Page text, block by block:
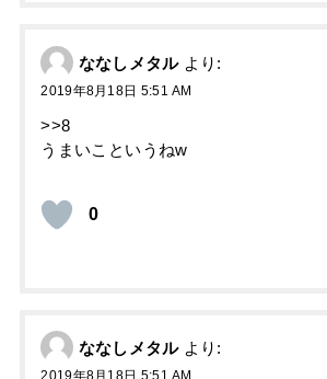
ななしメタル より:
2019年8月18日 5:51 AM
>>8
うまいこというねw
0
ななしメタル より: